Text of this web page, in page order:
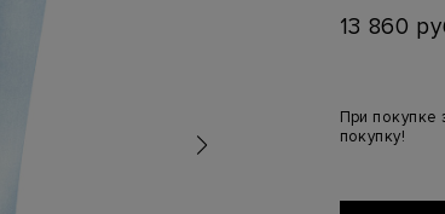
13 860
При покупке
покупку!